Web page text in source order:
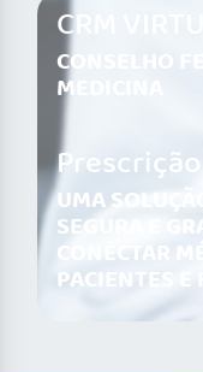
CRM
CONSELHO
MEDICINA
UMA
SEGURA E
CONECTAR
PACIENTES